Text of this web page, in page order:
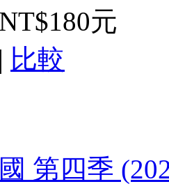
NT$180元
| 比較
第四季